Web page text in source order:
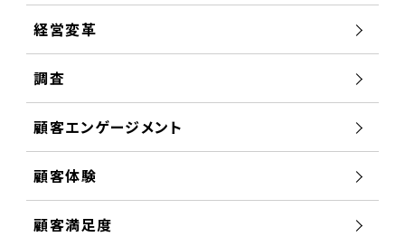
経営変革
調査
顧客エンゲージメント
顧客体験
顧客満足度